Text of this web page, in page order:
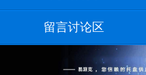
留言讨论区